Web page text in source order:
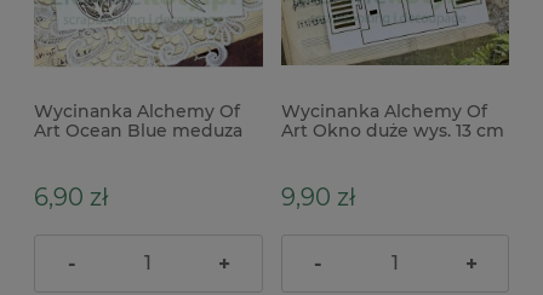
Wycinanka Alchemy Of
Art Ocean Blue meduza
6,90 zł
- +
Wycinanka Alchemy Of
Art Okno duże wys. 13 cm
9,90 zł
- +